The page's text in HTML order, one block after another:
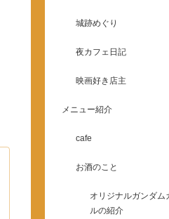
城跡めぐり
夜カフェ日記
映画好き店主
メニュー紹介
cafe
お酒のこと
オリジナルガンダム
ルの紹介